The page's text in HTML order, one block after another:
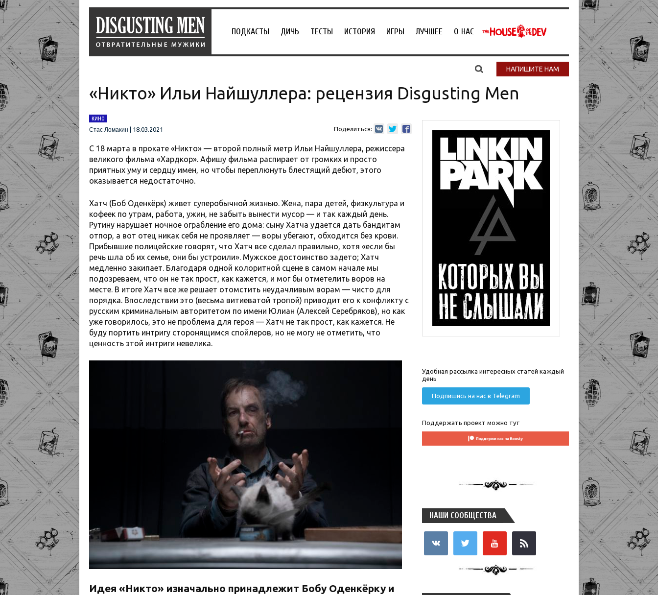
ПОДКАСТЫ ДИЧЬ ТЕСТЫ ИСТОРИЯ ИГРЫ ЛУЧШЕЕ О НАС
НАПИШИТЕ НАМ
«Никто» Ильи Найшуллера: рецензия Disgusting Men
КИНО
Стас Ломакин
18.03.2021 Поделиться:
С 18 марта в прокате «Никто» — второй полный метр Ильи Найшуллера, режиссера
великого фильма «Хардкор». Афишу фильма распирает от громких и просто
приятных уму и сердцу имен, но чтобы переплюнуть блестящий дебют, этого
оказывается недостаточно.
Хатч (Боб Оденкёрк) живет суперобычной жизнью. Жена, пара детей, физкультура и
кофеек по утрам, работа, ужин, не забыть вынести мусор — и так каждый день.
Рутину нарушает ночное ограбление его дома: сыну Хатча удается дать бандитам
отпор, а вот отец никак себя не проявляет — воры убегают, обходится без крови.
Прибывшие полицейские говорят, что Хатч все сделал правильно, хотя «если бы
речь шла об их семье, они бы устроили». Мужское достоинство задето; Хатч
медленно закипает. Благодаря одной колоритной сцене в самом начале мы
подозреваем, что он не так прост, как кажется, и мог бы отметелить воров на
месте. В итоге Хатч все же решает отомстить неудачливым ворам — чисто для
порядка. Впоследствии это (весьма витиеватой тропой) приводит его к конфликту с
русским криминальным авторитетом по имени Юлиан (Алексей Серебряков), но как
уже говорилось, это не проблема для героя — Хатч не так прост, как кажется. Не
буду портить интригу сторонящимся спойлеров, но не могу не отметить, что
ценность этой интриги невелика.
Идея «Никто» изначально принадлежит Бобу Оденкёрку и
Удобная рассылка интересных статей каждый
день
Подпишись на нас в Telegram
Поддержать проект можно тут
НАШИ СООБЩЕСТВА